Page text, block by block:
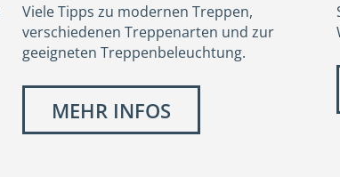
Viele Tipps zu modernen Treppen,
verschiedenen Treppenarten und zur
geeigneten Treppenbeleuchtung.
MEHR INFOS